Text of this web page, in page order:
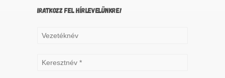
IRATKOZZ FEL HÍRLEVELÜNKRE!